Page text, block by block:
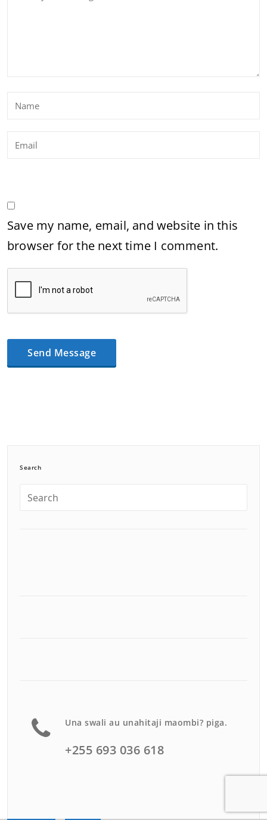
Save my name, email, and website in this
browser for the next time I comment.
Search
Una swali au unahitaji maombi? piga.
+255 693 036 618